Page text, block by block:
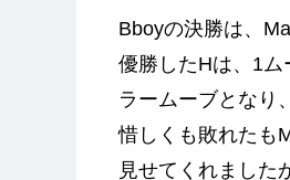
Bboyの決勝は、
優勝したHは、1
ラームーブとなり
惜しくも敗れたも
見せてくれました